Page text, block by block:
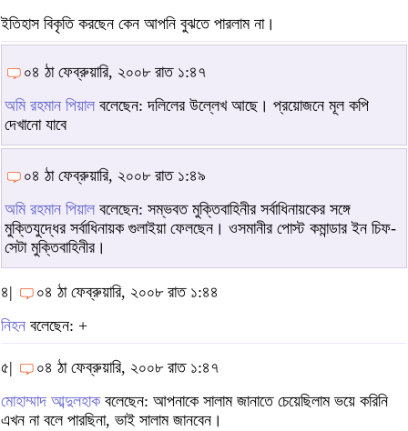
ইতিহাস বিকৃতি করছেন কেন আপনি বুঝতে পারলাম না।
০৪ ঠা ফেব্রুয়ারি, ২০০৮ রাত ১:৪৭
অমি রহমান পিয়াল বলেছেন: দলিলের উল্লেখ আছে। প্রয়োজনে মূল কপি
দেখানো যাবে
০৪ ঠা ফেব্রুয়ারি, ২০০৮ রাত ১:৪৯
অমি রহমান পিয়াল বলেছেন: সম্ভবত মুক্তিবাহিনীর সর্বাধিনায়কের সঙ্গে
মুক্তিযুদ্ধের সর্বাধিনায়ক গুলাইয়া ফেলছেন। ওসমানীর পোস্ট কমান্ডার ইন চিফ-
সেটা মুক্তিবাহিনীর।
৪|
০৪ ঠা ফেব্রুয়ারি, ২০০৮ রাত ১:৪৪
নিহন বলেছেন: +
৫|
০৪ ঠা ফেব্রুয়ারি, ২০০৮ রাত ১:৪৭
মোহাম্মাদ আব্দুলহাকবলেছেন: আপনাকে সালাম জানাতে চেয়েছিলাম ভয়ে করিনি
এখন না বলে পারছিনা, ভাই সালাম জানবেন।